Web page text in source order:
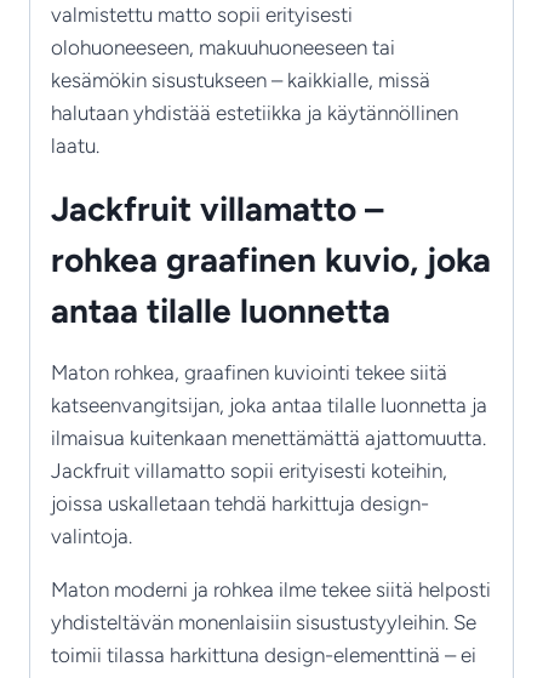
valmistettu matto sopii erityisesti
olohuoneeseen, makuuhuoneeseen tai
kesämökin sisustukseen – kaikkialle, missä
halutaan yhdistää estetiikka ja käytännöllinen
laatu.
Jackfruit villamatto –
rohkea graafinen kuvio, joka
antaa tilalle luonnetta
Maton rohkea, graafinen kuviointi tekee siitä
katseenvangitsijan, joka antaa tilalle luonnetta ja
ilmaisua kuitenkaan menettämättä ajattomuutta.
Jackfruit villamatto sopii erityisesti koteihin,
joissa uskalletaan tehdä harkittuja design-
valintoja.
Maton moderni ja rohkea ilme tekee siitä helposti
yhdisteltävän monenlaisiin sisustustyyleihin. Se
toimii tilassa harkittuna design-elementtinä – ei